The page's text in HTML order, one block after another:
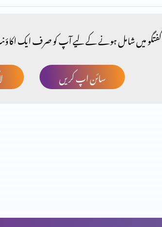
گفتگو میں شامل ہونے کے لیے آپ کو صرف ایک
سائن اپ کریں